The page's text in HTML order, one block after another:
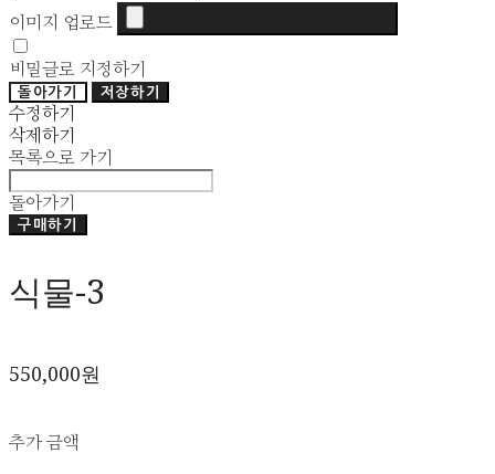
이미지 업로드
비밀글로 지정하기
돌아가기 저장하기
수정하기
삭제하기
목록으로 가기
돌아가기
구매하기
식물-3
550,000원
추가 금액